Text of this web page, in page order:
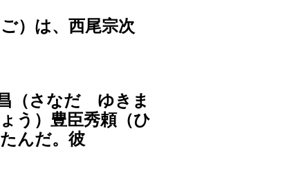
）は、西尾宗次
（さなだ ゆきま
う）豊臣秀頼（ひ
んだ。彼